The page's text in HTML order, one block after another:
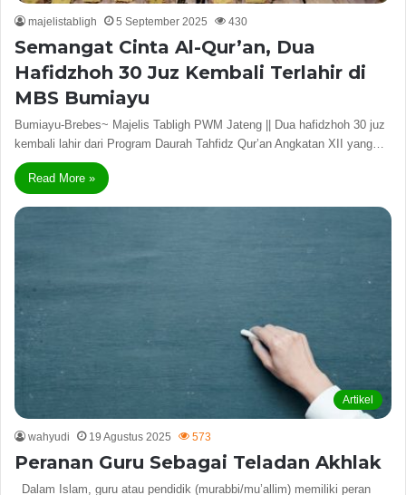
majelistabligh 5 September 2025 430
Semangat Cinta Al-Qur’an, Dua
Hafidzhoh 30 Juz Kembali Terlahir di
MBS Bumiayu
Bumiayu-Brebes~ Majelis Tabligh PWM Jateng || Dua hafidzhoh 30 juz
kembali lahir dari Program Daurah Tahfidz Qur’an Angkatan XII yang…
Read More »
Artikel
wahyudi 19 Agustus 2025 573
Peranan Guru Sebagai Teladan Akhlak
Dalam Islam, guru atau pendidik (murabbi/mu’allim) memiliki peran